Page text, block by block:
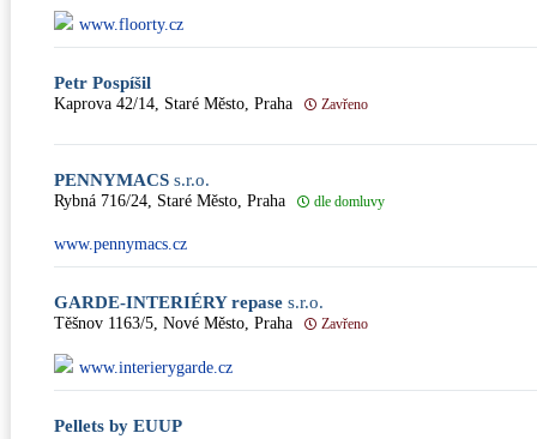
www.floorty.cz
Petr Pospíšil
Kaprova 42/14, Staré Město, Praha Zavřeno
PENNYMACS s.r.o.
Rybná 716/24, Staré Město, Praha dle domluvy
www.pennymacs.cz
GARDE-INTERIÉRY repase s.r.o.
Těšnov 1163/5, Nové Město, Praha Zavřeno
www.interierygarde.cz
Pellets by EUUP